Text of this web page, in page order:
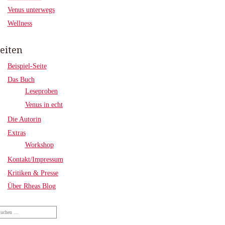
Venus unterwegs
Wellness
Beispiel-Seite
Das Buch
Leseproben
Venus in echt
Die Autorin
Extras
Workshop
Kontakt/Impressum
Kritiken & Presse
Über Rheas Blog